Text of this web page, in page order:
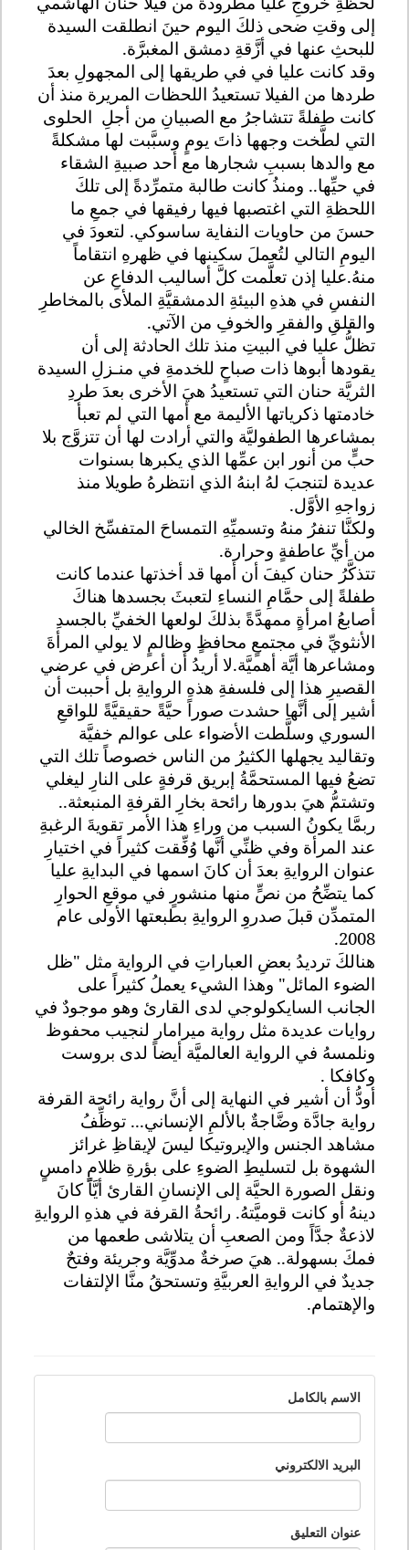
إلى وقتِ ضحى ذلكَ اليوم حينَ انطلقت السيدة
للبحثِ عنها في أزَّقةِ دمشق المغبرَّة.
وقد كانت عليا في في طريقها إلى المجهولِ بعدَ
طردها من الفيلا تستعيدُ اللحظات المريرة منذ أن
كانت طفلةً تتشاجرُ مع الصبيانِ من أجلِ الحلوى
التي لطَّخت وجهها ذاتَ يومٍ وسبَّبت لها مشكلةً
مع والدها بسببِ شجارها مع أحد صبيةِ الشقاء
في حيِّها.. ومنذُ كانت طالبة متمرِّدةً إلى تلكَ
اللحظةِ التي اغتصبها فيها رفيقها في جمعِ ما
حسنَ من حاويات النفاية ساسوكي. لتعودَ في
اليومِ التالي لتُعملَ سكينها في ظهرهِ انتقاماً
منهُ.عليا إذن تعلَّمت كلَّ أساليب الدفاعِ عن
النفسِ في هذهِ البيئةِ الدمشقيَّةِ الملأى بالمخاطرِ
والقلقِ والفقرِ والخوفِ من الآتي.
تظلُّ عليا في البيتِ منذ تلك الحادثة إلى أن
يقودها أبوها ذات صباحٍ للخدمةِ في منـزلِ السيدة
الثريَّة حنان التي تستعيدُ هيَ الأخرى بعدَ طردِ
خادمتها ذكرياتها الأليمة مع أمها التي لم تعبأ
بمشاعرها الطفوليَّة والتي أرادت لها أن تتزوَّج بلا
حبٍّ من أنور ابن عمِّها الذي يكبرها بسنوات
عديدة لتنجبَ لهُ ابنهُ الذي انتظرهُ طويلا منذ
زواجهِ الأوَّل.
ولكنَّا تنفرُ منهُ وتسميِّهِ التمساحَ المتفسِّخ الخالي
من أيِّ عاطفةٍ وحرارة.
تتذكَّرُ حنان كيفَ أن أمها قد أخذتها عندما كانت
طفلةً إلى حمَّامِ النساءِ لتعبثَ بجسدها هناكَ
أصابعُ امرأةٍ ممهدَّةً بذلكَ لولعها الخفيِّ بالجسدِ
الأنثويِّ في مجتمعٍ محافظٍ وظالمٍ لا يولي المرأةَ
ومشاعرها أيَّة أهميَّة.لا أريدُ أن أعرض في عرضي
القصيرِ هذا إلى فلسفةِ هذهِ الروايةِ بل أحببت أن
أشير إلى أنَّها حشدت صوراً حيَّةً حقيقيَّةً للواقعِ
السوري وسلَّطت الأضواء على عوالم خفيَّة
وتقاليد يجهلها الكثيرُ من الناس خصوصاً تلك التي
تضعُ فيها المستحمَّةُ إبريق قرفةٍ على النارِ ليغلي
وتشتمُّ هيَ بدورها رائحة بخارِ القرفةِ المنبعثة..
ربمَّا يكونُ السبب من وراءِ هذا الأمر تقويةَ الرغبةِ
عند المرأة وفي ظنِّي أنَّها وُفِّقت كثيراً في اختيارِ
عنوان الروايةِ بعدَ أن كانَ اسمها في البدايةِ عليا
كما يتضِّحُ من نصٍّ منها منشورٍ في موقعِ الحوارِ
المتمدِّن قبلَ صدروِ الروايةِ بطبعتها الأولى عام
2008.
هنالكَ ترديدُ بعضِ العباراتِ في الرواية مثل "ظل
الضوء المائل" وهذا الشيء يعملُ كثيراً على
الجانب السايكولوجي لدى القارئ وهو موجودٌ في
روايات عديدة مثل رواية ميرامار لنجيب محفوظ
ونلمسهُ في الرواية العالميَّة أيضاً لدى بروست
وكافكا .
أودُّ أن أشير في النهاية إلى أنَّ رواية رائحة القرفة
رواية جادَّة وضَّاجةٌ بالألمِ الإنساني... توظِّفُ
مشاهد الجنس والإيروتيكا ليسَ لإيقاظِ غرائز
الشهوة بل لتسليطِ الضوءِ على بؤرةِ ظلامٍ دامسٍ
ونقل الصورة الحيَّة إلى الإنسانِ القارئ أيَّاً كانَ
دينهُ أو كانت قوميَّتهُ. رائحةُ القرفة في هذهِ الروايةِ
لاذعةٌ جدَّاً ومن الصعبِ أن يتلاشى طعمها من
فمكَ بسهولة.. هيَ صرخةٌ مدوِّيَّة وجريئة وفتحٌ
جديدٌ في الروايةِ العربيَّةِ وتستحقُ منَّا الإلتفات
والإهتمام.
الاسم بالكامل
البريد الالكتروني
عنوان التعليق